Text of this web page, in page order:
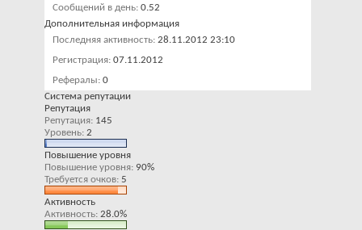
Сообщений в день 0.52
Дополнительная информация
Последняя активность 28.11.2012 23:10
Регистрация 07.11.2012
Рефералы 0
Система репутации
Репутация
Репутация 145
Уровень 2
Повышение уровня
Повышение уровня 90%
Требуется очков 5
Активность
Активность 28.0%